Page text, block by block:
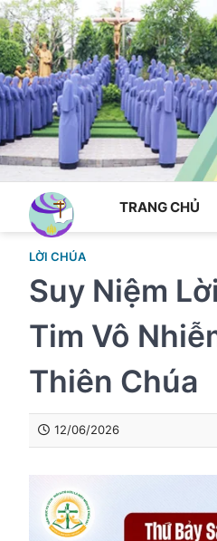
Skip
to
content
TRANG CHỦ
LỜI CHÚA
Suy Niệm
Tim Vô
Thiên Chúa
12/06/2026